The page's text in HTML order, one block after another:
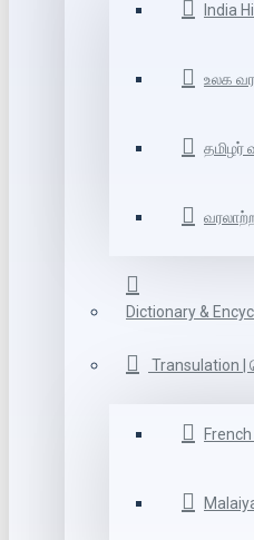
India
உலக
தமிழர்
Dictionary &
Transulation |